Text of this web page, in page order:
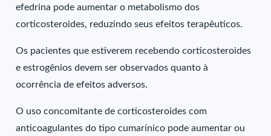
efedrina pode aumentar o metabolismo dos
corticosteroides, reduzindo seus efeitos terapêuticos.
Os pacientes que estiverem recebendo corticosteroides
e estrogênios devem ser observados quanto à
ocorrência de efeitos adversos.
O uso concomitante de corticosteroides com
anticoagulantes do tipo cumarínico pode aumentar ou